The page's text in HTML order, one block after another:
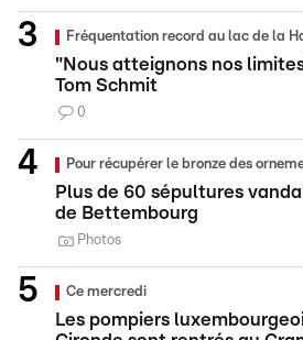
Fréquentation record au lac de la
"Nous atteignons nos
Tom Schmit
0
Pour récupérer le bronze des
Plus de 60 sépultures
de Bettembourg
Photos
Ce mercredi
Les pompiers